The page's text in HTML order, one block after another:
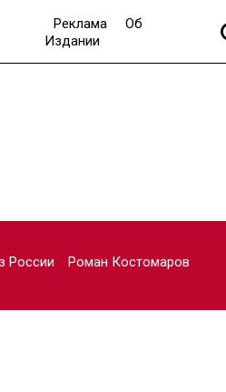
Реклама
Об
Издании
России
Роман Костомаров